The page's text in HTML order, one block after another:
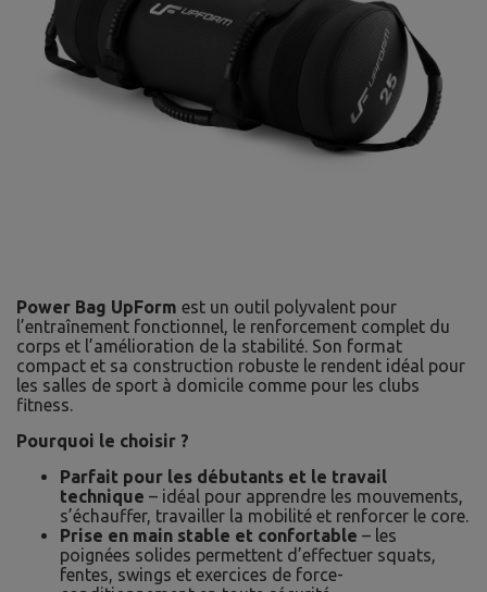
Power Bag UpForm est un outil polyvalent pour
l’entraînement fonctionnel, le renforcement complet du
corps et l’amélioration de la stabilité. Son format
compact et sa construction robuste le rendent idéal pour
les salles de sport à domicile comme pour les clubs
fitness.
Pourquoi le choisir ?
Parfait pour les débutants et le travail
technique – idéal pour apprendre les mouvements,
s’échauffer, travailler la mobilité et renforcer le core.
Prise en main stable et confortable – les
poignées solides permettent d’effectuer squats,
fentes, swings et exercices de force-